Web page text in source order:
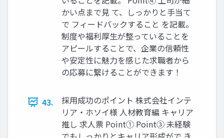
かい点まで⾒ て、しっかりと⼿当て
で フィードバックすること を記載。
制度や福利厚⽣が整っていることを
アピールすることで、企業の信頼性
や安定性に魅⼒を感じた求職者から
の応募に繋けることができます！
43.
採⽤成功のポイント 株式会社インテ
リア‧ホソイ様 ⼈材教育編 キャリア
推し 求⼈票 Point① Point③ 未経験